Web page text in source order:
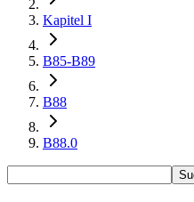
Kapitel I
B85-B89
B88
B88.0